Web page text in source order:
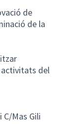
de
de la
activitats del
C/Mas Gili